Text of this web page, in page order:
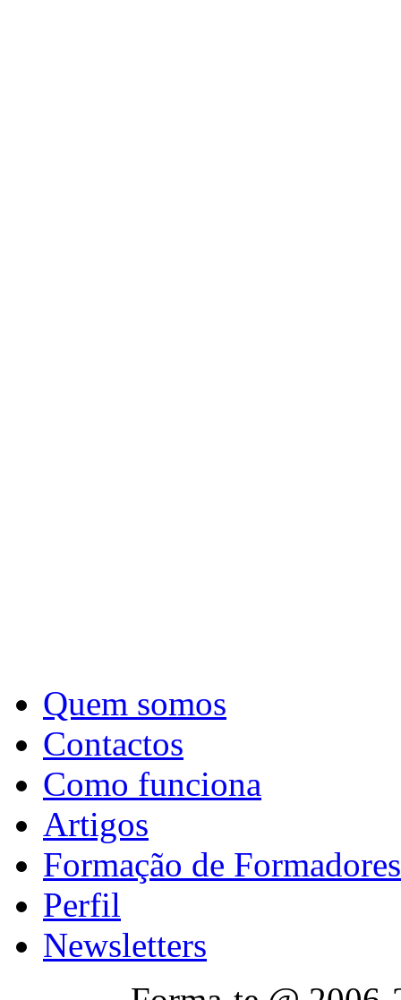
Quem somos
Contactos
Como funciona
Artigos
Formação de Formadores
Perfil
Newsletters